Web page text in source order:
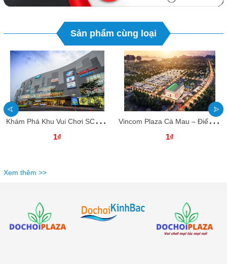
Sản phẩm cùng loại
K
hám Phá Khu Vui Chơi SC VivoCity – Điểm Đến Giải Trí Hấp Dẫn Cho Mọi Lứa Tuổi
1₫
V
incom Plaza Cà Mau – Điểm Đến Vui Chơi, Giải Trí, Mua Sắm Hàng Đầu Miền Tây
1₫
Xem thêm >>